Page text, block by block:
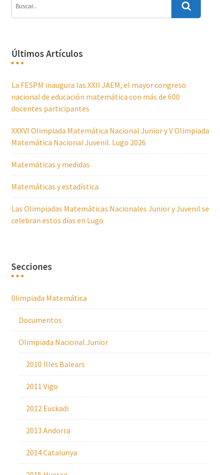
Últimos Artículos
La FESPM inaugura las XXII JAEM, el mayor congreso
nacional de educación matemática con más de 600
docentes participantes
XXXVI Olimpiada Matemática Nacional Junior y V Olimpiada
Matemática Nacional Juvenil. Lugo 2026
Matemáticas y medidas
Matemáticas y estadística
Las Olimpiadas Matemáticas Nacionales Junior y Juvenil se
celebran estos días en Lugo
Secciones
0limpiada Matemática
Documentos
Olimpiada Nacional Junior
2010 Illes Balears
2011 Vigo
2012 Euskadi
2013 Andorra
2014 Catalunya